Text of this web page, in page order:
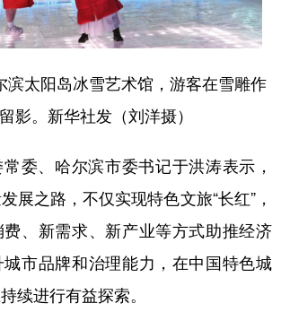
滨太阳岛冰雪艺术馆，游客在雪雕作
影。新华社发（刘洋摄）
、哈尔滨市委书记于洪涛表示，
展之路，不仅实现特色文旅“长红”，
、新需求、新产业等方式助推经济
市品牌和治理能力，在中国特色城
续进行有益探索。